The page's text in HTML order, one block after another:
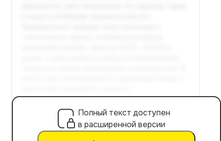
Полный текст доступен
в расширенной версии